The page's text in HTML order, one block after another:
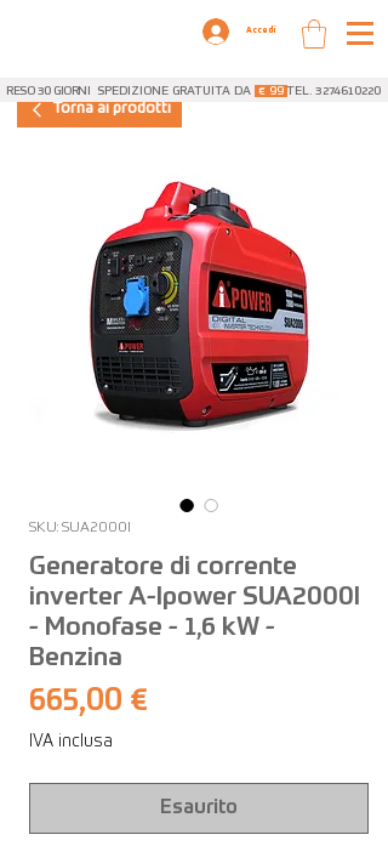
Accedi
RESO 30 GIORNI SPEDIZIONE GRATUITA DA € 99TEL. 3274610220
Torna ai prodotti
SKU: SUA2000I
Generatore di corrente
inverter A-Ipower SUA2000I
- Monofase - 1,6 kW -
Benzina
665,00 €
IVA inclusa
Esaurito